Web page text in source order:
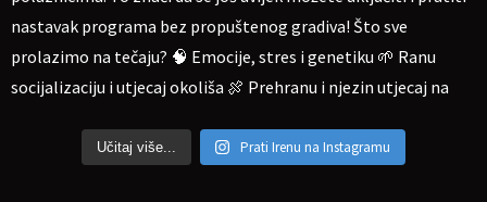
Učitaj više... Prati Irenu na Instagramu